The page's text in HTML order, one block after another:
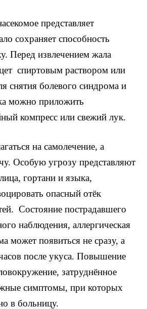
представляет
сохраняет способность
Перед извлечением жала
спиртовым раствором или
снятия болевого синдрома и
можно приложить
компресс или свежий лук.
на самолечение, а
Особую угрозу представляют
гортани и языка,
опасный отёк
Состояние пострадавшего
наблюдения, аллергическая
может появиться не сразу, а
после укуса. Повышение
затруднённое
симптомы, при которых
в больницу.